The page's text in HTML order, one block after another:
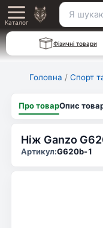
Перейти
до
вмісту
Main
Menu
Каталог
Пошук
для:
Фізичні товари
Головна / Спорт
Про товарОпис
Ніж Ganzo
Артикул:G620b-1